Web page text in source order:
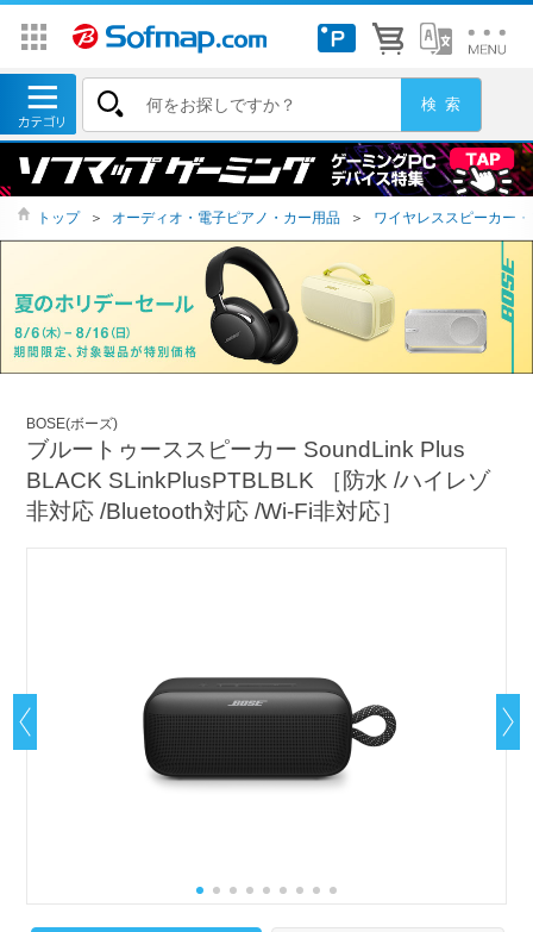
トップ ＞ オーディオ・電子ピアノ・カー用品 ＞ ワイヤレススピーカー
BOSE(ボーズ)
ブルートゥーススピーカー SoundLink Plus
BLACK SLinkPlusPTBLBLK ［防水 /ハイレゾ
非対応 /Bluetooth対応 /Wi-Fi非対応］